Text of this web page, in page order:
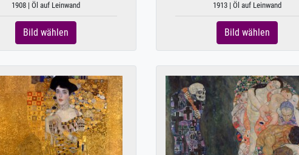
1908 | Öl auf Leinwand
Bild wählen
1913 | Öl auf Leinwand
Bild wählen